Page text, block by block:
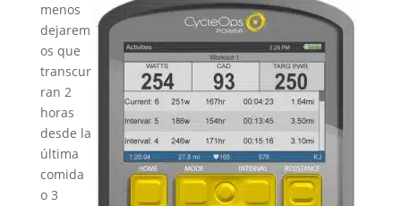
menos
dejarem
os que
transcur
ran 2
horas
desde la
última
comida
o 3